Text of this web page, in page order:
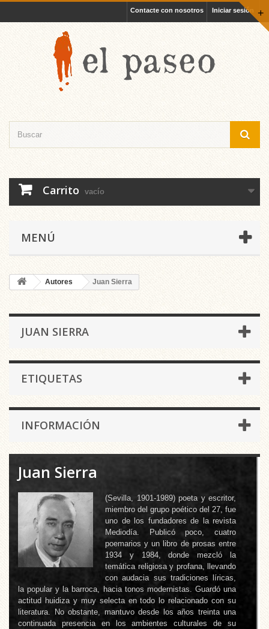
+
Iniciar sesión
Contacte con nosotros
Carrito vacío
MENÚ
Autores Juan Sierra
JUAN SIERRA
ETIQUETAS
INFORMACIÓN
Juan Sierra
(Sevilla, 1901-1989) poeta y escritor,
miembro del grupo poético del 27, fue
uno de los fundadores de la revista
Mediodía. Publicó poco, cuatro
poemarios y un libro de prosas entre
1934 y 1984, donde mezcló la
temática religiosa y profana, llevando
con audacia sus tradiciones líricas,
la popular y la barroca, hacia tonos modernistas. Guardó una
actitud huidiza y muy selecta en todo lo relacionado con su
literatura. No obstante, mantuvo desde los años treinta una
continuada presencia en los ambientes culturales de su